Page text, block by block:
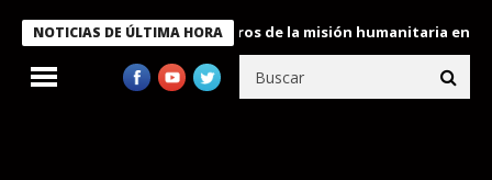
NOTICIAS DE ÚLTIMA HORA
condecora a miembros de la misión humanitaria enviada a